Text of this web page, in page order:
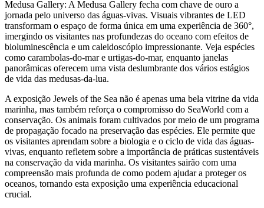
Medusa Gallery: A Medusa Gallery fecha com chave de ouro a
jornada pelo universo das águas-vivas. Visuais vibrantes de LED
transformam o espaço de forma única em uma experiência de 360°,
imergindo os visitantes nas profundezas do oceano com efeitos de
bioluminescência e um caleidoscópio impressionante. Veja espécies
como carambolas-do-mar e urtigas-do-mar, enquanto janelas
panorâmicas oferecem uma vista deslumbrante dos vários estágios
de vida das medusas-da-lua.
A exposição Jewels of the Sea não é apenas uma bela vitrine da vida
marinha, mas também reforça o compromisso do SeaWorld com a
conservação. Os animais foram cultivados por meio de um programa
de propagação focado na preservação das espécies. Ele permite que
os visitantes aprendam sobre a biologia e o ciclo de vida das águas-
vivas, enquanto refletem sobre a importância de práticas sustentáveis
na conservação da vida marinha. Os visitantes sairão com uma
compreensão mais profunda de como podem ajudar a proteger os
oceanos, tornando esta exposição uma experiência educacional
crucial.